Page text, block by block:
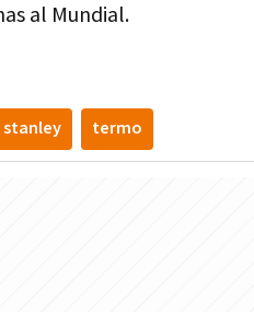
al Mundial.
stanley termo